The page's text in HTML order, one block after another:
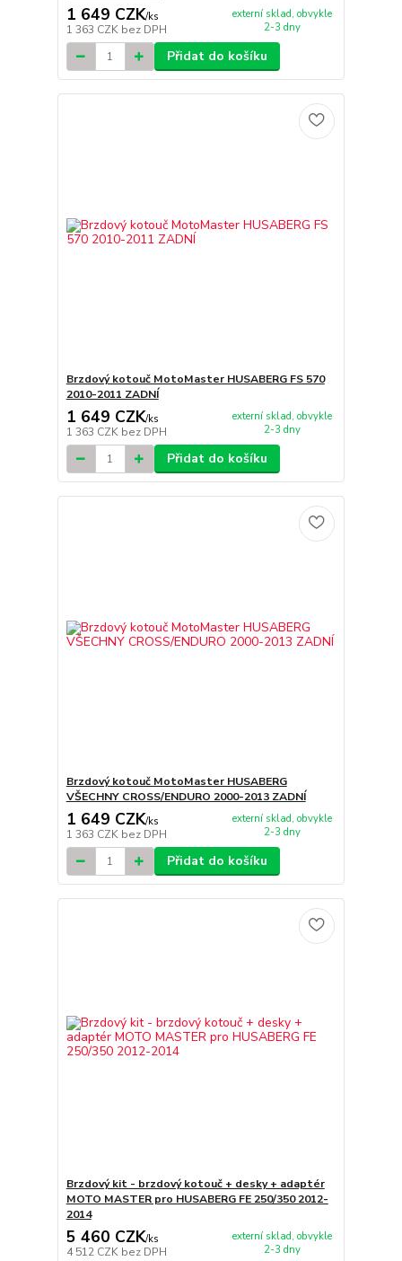
1 649 CZK/ks
1 363 CZK bez DPH
externí sklad, obvykle
2-3 dny
Přidat do košíku
Brzdový kotouč MotoMaster HUSABERG FS 570
2010-2011 ZADNÍ
1 649 CZK/ks
1 363 CZK bez DPH
externí sklad, obvykle
2-3 dny
Přidat do košíku
Brzdový kotouč MotoMaster HUSABERG
VŠECHNY CROSS/ENDURO 2000-2013 ZADNÍ
1 649 CZK/ks
1 363 CZK bez DPH
externí sklad, obvykle
2-3 dny
Přidat do košíku
Brzdový kit - brzdový kotouč + desky + adaptér
MOTO MASTER pro HUSABERG FE 250/350 2012-
2014
5 460 CZK/ks
4 512 CZK bez DPH
externí sklad, obvykle
2-3 dny